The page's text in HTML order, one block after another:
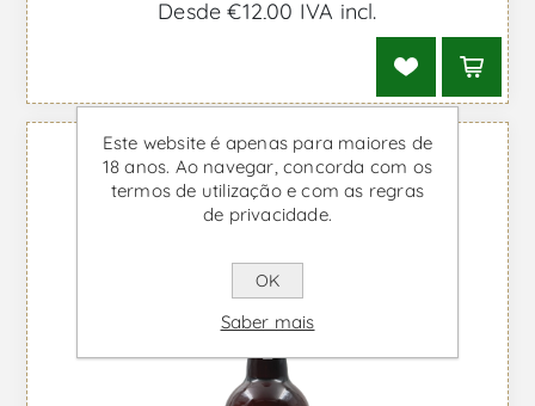
Desde €12,00 IVA incl.
Este website é apenas para maiores de
18 anos. Ao navegar, concorda com os
termos de utilização e com as regras
de privacidade.
OK
Saber mais